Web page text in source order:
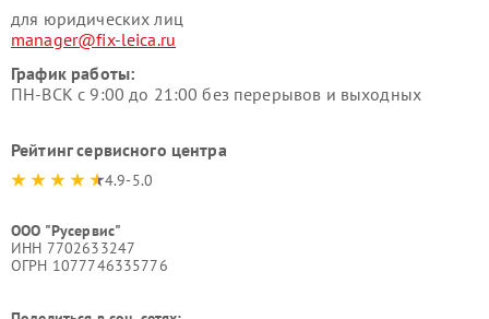
для юридических лиц
manager@fix-leica.ru
График работы:
ПН-ВСК с 9:00 до 21:00 без перерывов и выходных
Рейтинг сервисного центра
4.9-5.0
ООО "Русервис"
ИНН 7702633247
ОГРН 1077746335776